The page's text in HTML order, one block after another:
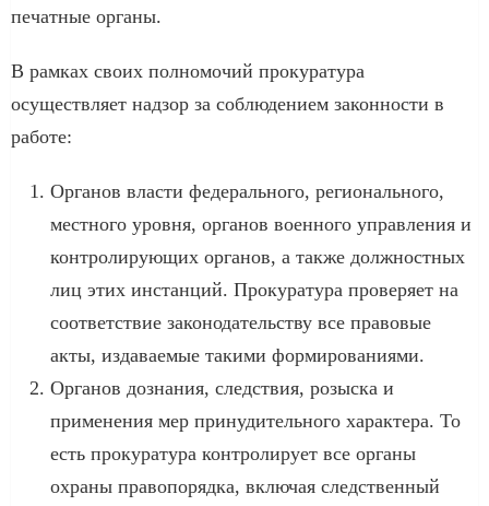
печатные органы.
В рамках своих полномочий прокуратура
осуществляет надзор за соблюдением законности в
работе:
Органов власти федерального, регионального,
местного уровня, органов военного управления и
контролирующих органов, а также должностных
лиц этих инстанций. Прокуратура проверяет на
соответствие законодательству все правовые
акты, издаваемые такими формированиями.
Органов дознания, следствия, розыска и
применения мер принудительного характера. То
есть прокуратура контролирует все органы
охраны правопорядка, включая следственный